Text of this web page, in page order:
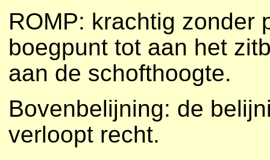
ROMP: krachtig zonder
boegpunt tot aan het
aan de schofthoogte.
Bovenbelijning: de
verloopt recht.